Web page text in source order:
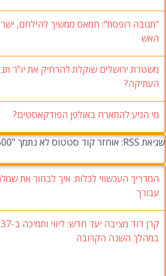
"תגובה רופסת": חמאס ממשיך להילחם,
האש
משטרת ירושלים שוקלת להרחיק את יו”ר
העתיקה?
מי הגיע להתארח באולפן הפודקאסטים?
שגיאת RSS: אוחזר קוד סטטוס לא נתמך "500"
המדריך העכשווי לכלות: איך לבחור את
עבורך
במהלך השנה הקרובה